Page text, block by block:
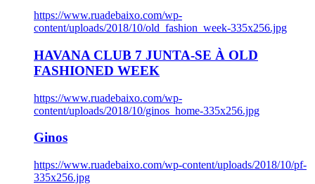
https://www.ruadebaixo.com/wp-
content/uploads/2018/10/old_fashion_week-335x256.jpg
HAVANA CLUB 7 JUNTA-SE À OLD
FASHIONED WEEK
https://www.ruadebaixo.com/wp-
content/uploads/2018/10/ginos_home-335x256.jpg
Ginos
https://www.ruadebaixo.com/wp-content/uploads/2018/10/pf-
335x256.jpg